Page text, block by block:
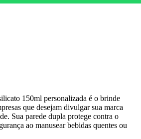
150ml personalizada é o brinde
que desejam divulgar sua marca
Sua parede dupla protege contra o
ao manusear bebidas quentes ou